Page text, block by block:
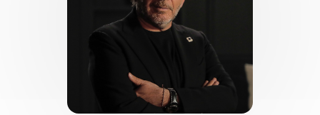
Columnas